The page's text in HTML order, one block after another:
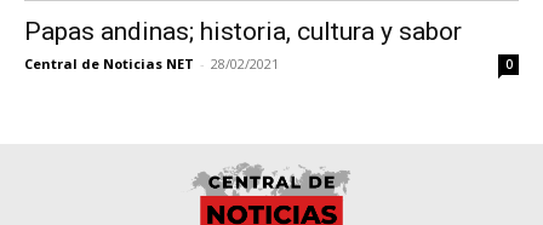
Papas andinas; historia, cultura y sabor
Central de Noticias NET - 28/02/2021 0